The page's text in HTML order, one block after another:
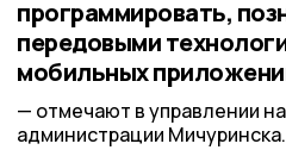
программировать,
передовыми
мобильных
отмечают в управлении
администрации Мичуринска.